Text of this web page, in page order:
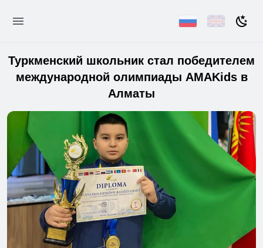
Туркменский школьник стал победителем
международной олимпиады AMAKids в
Алматы